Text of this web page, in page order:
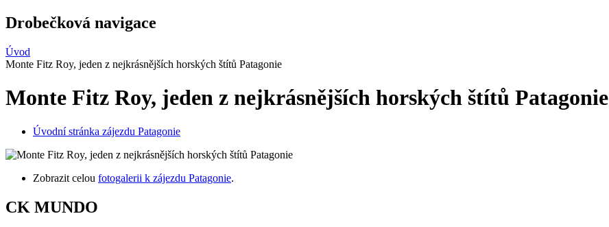
Drobečková navigace
Úvod
Monte Fitz Roy, jeden z nejkrásnějších horských štítů Patagonie
Monte Fitz Roy, jeden z nejkrásnějších horských štítů Patagonie
Úvodní stránka zájezdu Patagonie
Zobrazit celou fotogalerii k zájezdu Patagonie.
CK MUNDO